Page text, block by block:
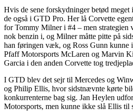
Hvis de sene forskydninger betød
de også i GTD Pro. Her lå Corvette
for Tommy Milner i #4 – men strategien
nok benzin i, og Milner måtte pitte på
han føringen væk, og Ross Gunn kunne i
Pfaff Motorsports McLaren og Marvin
Garcia i den anden Corvette tog
I GTD blev det sejr til Mercedes og
og Philip Ellis, hvor sidstnævnte kørte
konkurrenterne bag sig. Jan Heylen
Motorsports, men kunne ikke slå Ellis til